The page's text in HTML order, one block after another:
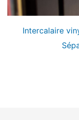
Intercalaire